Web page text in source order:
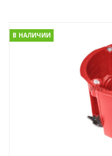
В НАЛИЧИИ